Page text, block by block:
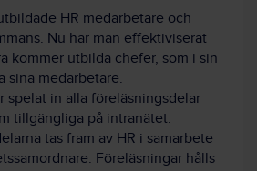
HR medarbetare och
Nu har man effektiviserat
kommer utbilda chefer, som i sin
sina medarbetare.
spelat in alla föreläsningsdelar
tillgängliga på intranätet.
tas fram av HR i samarbete
Föreläsningar hålls